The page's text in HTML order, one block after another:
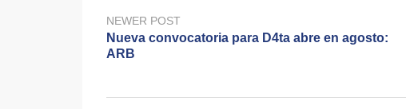
NEWER POST
Nueva convocatoria para D4ta abre en agosto:
ARB